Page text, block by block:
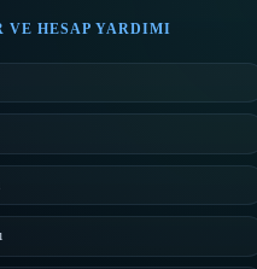
VE HESAP YARDIMI